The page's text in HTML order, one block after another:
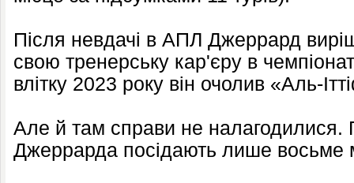
Після невдачі в АПЛ Джеррард
свою тренерську кар'єру в
влітку 2023 року він очолив «Аль-
Але й там справи не налагодилися.
Джеррарда посідають лише восьме